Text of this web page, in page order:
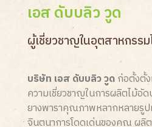
เอส ดับบลิว วูด
ผู้เชี่ยวชาญในอุตสาหกรร
บริษัท เอส ดับบลิว วูดก่อตั้งตั้
ความเชี่ยวชาญในการผลิตไม้อั
ยางพาราคุณภาพหลากหลายรู
จินตนาการโดดเด่นของคุณ ผลิ